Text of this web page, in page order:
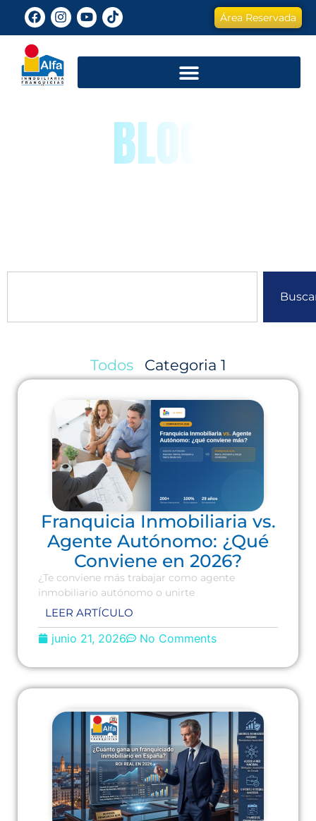
Área Reservada
BLOG
Categoria 1
Todos
Franquicia Inmobiliaria vs.
Agente Autónomo: ¿Qué
Conviene en 2026?
¿Te conviene más trabajar como agente
inmobiliario autónomo o unirte
LEER ARTÍCULO
junio 21, 2026 No Comments